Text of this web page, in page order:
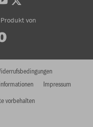
von
vorbehalten
Impressum